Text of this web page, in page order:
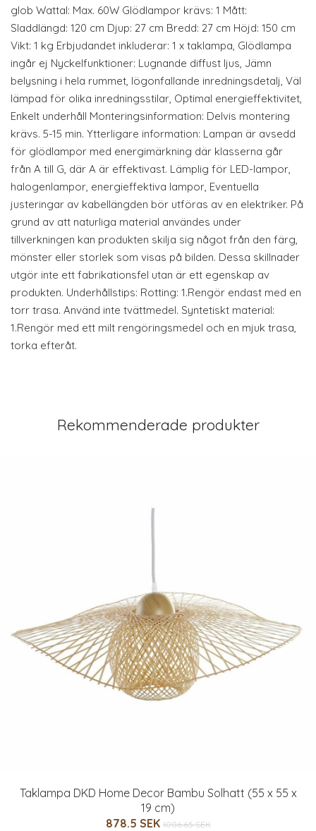
glob Wattal: Max. 60W Glödlampor krävs: 1 Mått:
Sladdlängd: 120 cm Djup: 27 cm Bredd: 27 cm Höjd: 150 cm
Vikt: 1 kg Erbjudandet inkluderar: 1 x taklampa, Glödlampa
ingår ej Nyckelfunktioner: Lugnande diffust ljus, Jämn
belysning i hela rummet, Iögonfallande inredningsdetalj, Väl
lämpad för olika inredningsstilar, Optimal energieffektivitet,
Enkelt underhåll Monteringsinformation: Delvis montering
krävs. 5-15 min. Ytterligare information: Lampan är avsedd
för glödlampor med energimärkning där klasserna går
från A till G, där A är effektivast. Lämplig för LED-lampor,
halogenlampor, energieffektiva lampor, Eventuella
justeringar av kabellängden bör utföras av en elektriker. På
grund av att naturliga material användes under
tillverkningen kan produkten skilja sig något från den färg,
mönster eller storlek som visas på bilden. Dessa skillnader
utgör inte ett fabrikationsfel utan är ett egenskap av
produkten. Underhållstips: Rotting: 1.Rengör endast med en
torr trasa. Använd inte tvättmedel. Syntetiskt material:
1.Rengör med ett milt rengöringsmedel och en mjuk trasa,
torka efteråt.
Rekommenderade produkter
Taklampa DKD Home Decor Bambu Solhatt (55 x 55 x
19 cm)
878.5 SEK 1006.65 SEK